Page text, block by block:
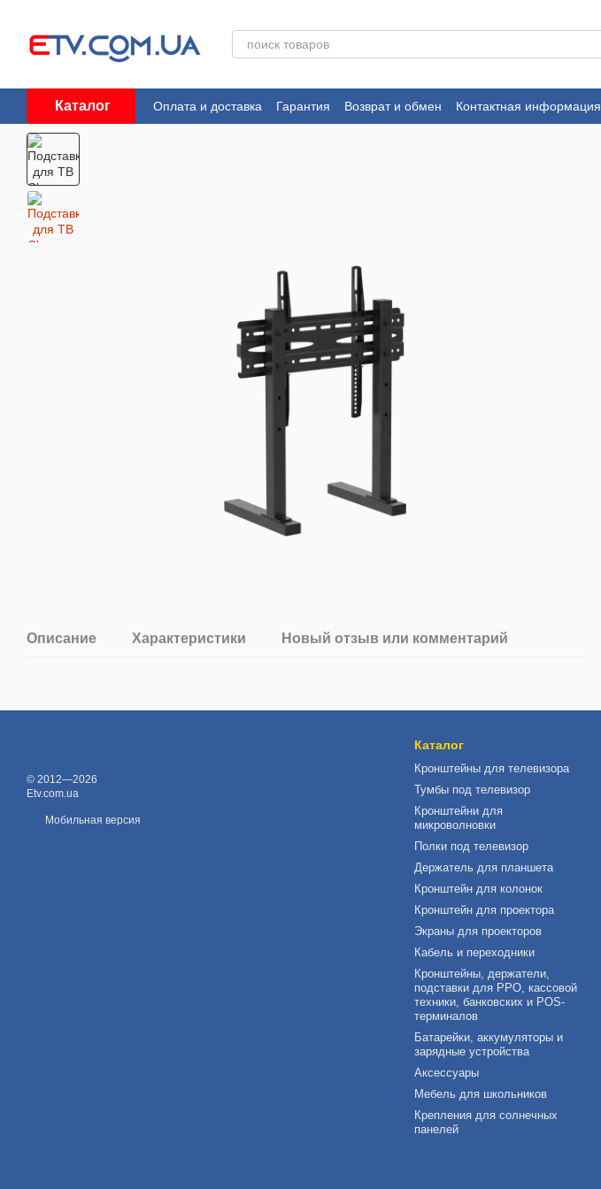
Каталог Оплата и доставка Гарантия Возврат и обмен Контактная информация
Пользовательское соглашение
Описание Характеристики Новый отзыв или комментарий
© 2012—2026
Etv.com.ua
Мобильная версия
Каталог
Кронштейны для телевизора
Тумбы под телевизор
Кронштейни для
микроволновки
Полки под телевизор
Держатель для планшета
Кронштейн для колонок
Кронштейн для проектора
Экраны для проекторов
Кабель и переходники
Кронштейны, держатели,
подставки для РРО, кассовой
техники, банковских и POS-
терминалов
Батарейки, аккумуляторы и
зарядные устройства
Аксессуары
Мебель для школьников
Крепления для солнечных
панелей